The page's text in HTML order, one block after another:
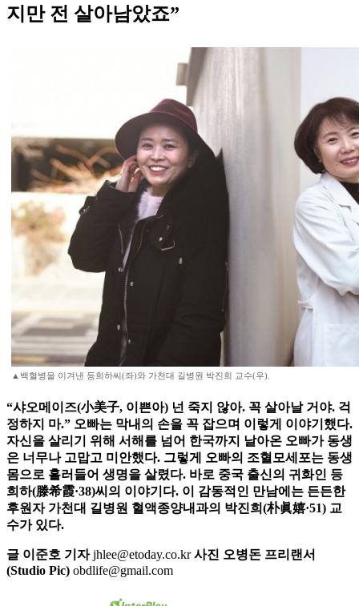
지만 전 살아남았죠”
▲백혈병을 이겨낸 등희하씨(좌)와 가천대 길병원 박진희 교수(우).
“샤오메이즈(小美子, 이쁜아) 넌 죽지 않아. 꼭 살아날 거야. 걱
정하지 마.” 오빠는 막내의 손을 꼭 잡으며 이렇게 이야기했다.
자신을 살리기 위해 서해를 넘어 한국까지 날아온 오빠가 동생
은 너무나 고맙고 미안했다. 그렇게 오빠의 조혈모세포는 동생
몸으로 흘러들어 생명을 살렸다. 바로 중국 출신의 귀화인 등
희하(滕希霞·38)씨의 이야기다. 이 감동적인 만남에는 든든한
후원자 가천대 길병원 혈액종양내과의 박진희(朴眞嬉·51) 교
수가 있다.
글 이준호 기자jhlee@etoday.co.kr사진 오병돈 프리랜서
(Studio Pic) obdlife@gmail.com